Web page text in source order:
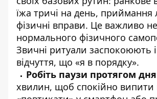
їжа тричі на день, приймання
фізичні вправи. Це важливо
нормального фізичного
Звичні ритуали заспокоюють
відчуття, що «я в порядку».
Робіть паузи протягом дня
хвилин, щоб спокійно випити